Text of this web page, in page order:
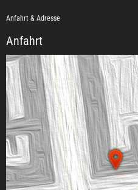
Anfahrt & Adresse
Anfahrt